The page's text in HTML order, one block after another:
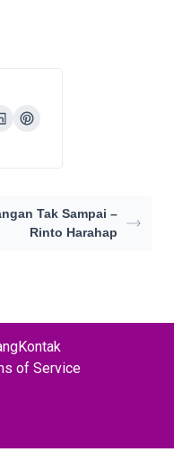
Tak Sampai –
Rinto Harahap
Kontak
of Service